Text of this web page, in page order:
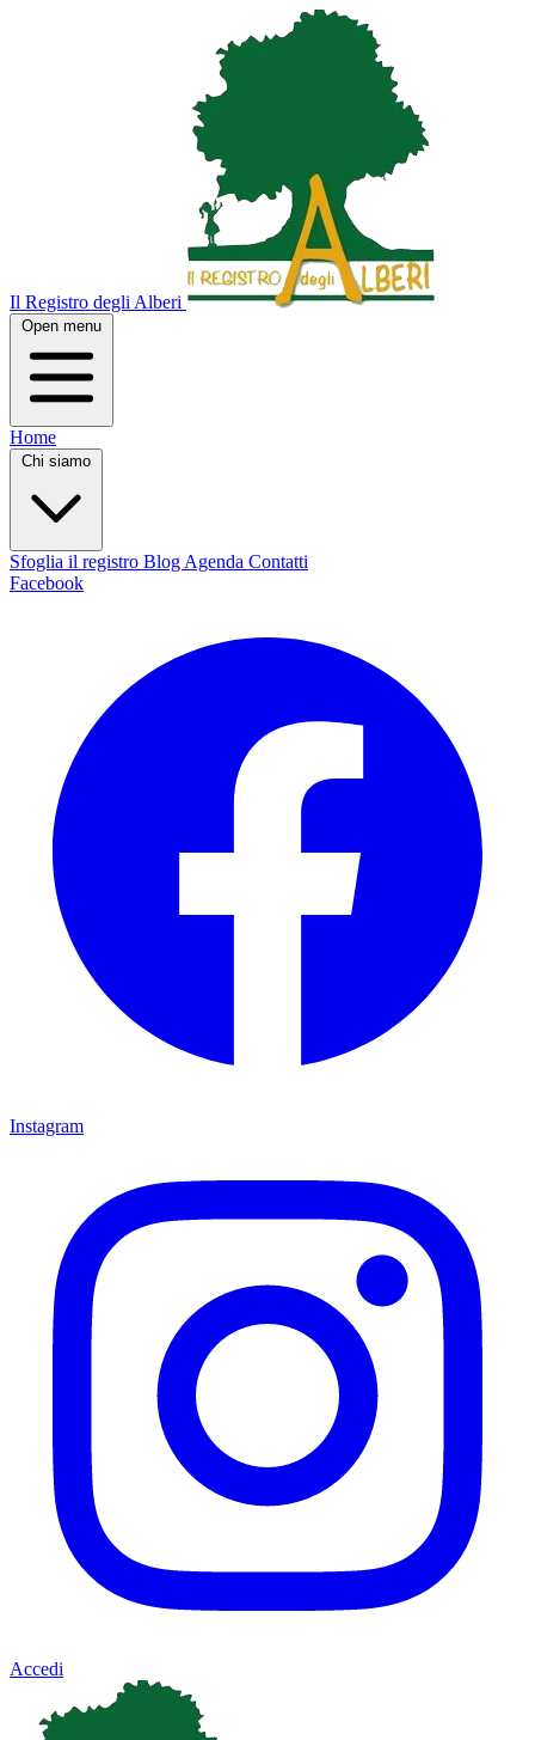
Il Registro degli Alberi
Open menu
Home
Chi siamo
Sfoglia il registro Blog Agenda Contatti
Facebook
Instagram
Accedi